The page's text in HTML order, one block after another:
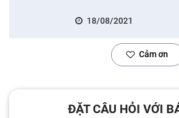
18/08/2021
Cảm ơn
ĐẶT CÂU HỎI VỚI